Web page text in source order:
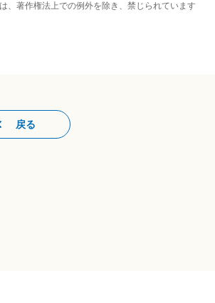
、著作権法上での例外を除き、禁じられています
戻る